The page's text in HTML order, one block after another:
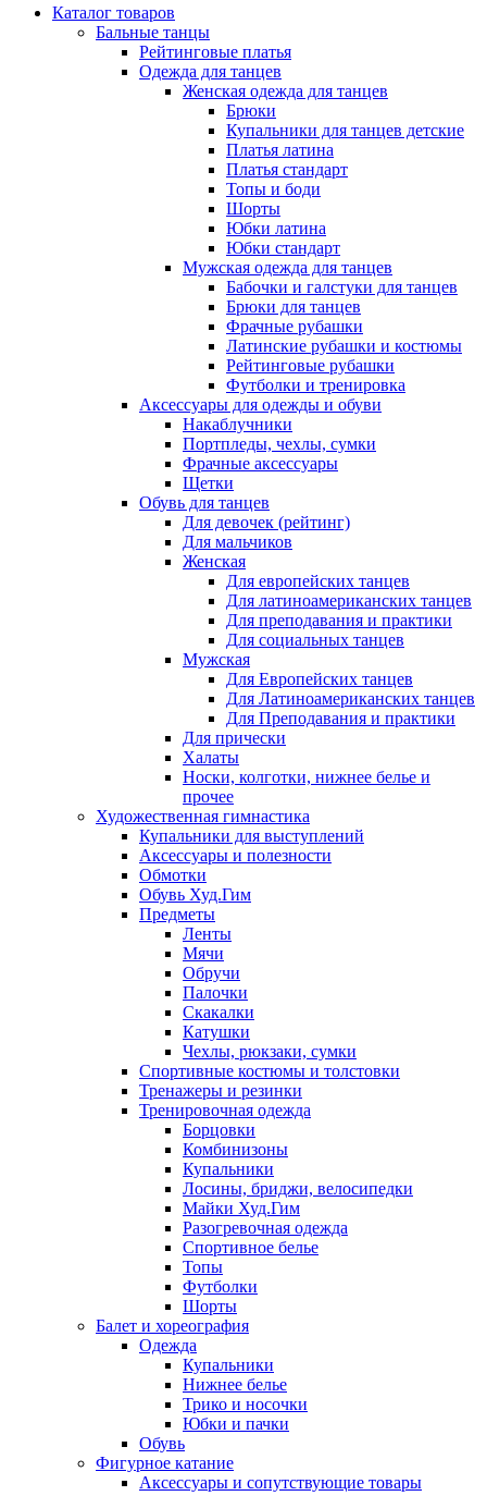
МенюКаталог товаров
Бальные танцы
Рейтинговые платья
Одежда для танцев
Женская одежда для танцев
Брюки
Купальники для танцев детские
Платья латина
Платья стандарт
Топы и боди
Шорты
Юбки латина
Юбки стандарт
Мужская одежда для танцев
Бабочки и галстуки для танцев
Брюки для танцев
Фрачные рубашки
Латинские рубашки и костюмы
Рейтинговые рубашки
Футболки и тренировка
Аксессуары для одежды и обуви
Накаблучники
Портпледы, чехлы, сумки
Фрачные аксессуары
Щетки
Обувь для танцев
Для девочек (рейтинг)
Для мальчиков
Женская
Для европейских танцев
Для латиноамериканских танцев
Для преподавания и практики
Для социальных танцев
Мужская
Для Европейских танцев
Для Латиноамериканских танцев
Для Преподавания и практики
Для прически
Халаты
Носки, колготки, нижнее белье и
прочее
Художественная гимнастика
Купальники для выступлений
Аксессуары и полезности
Обмотки
Обувь Худ.Гим
Предметы
Ленты
Мячи
Обручи
Палочки
Скакалки
Катушки
Чехлы, рюкзаки, сумки
Спортивные костюмы и толстовки
Тренажеры и резинки
Тренировочная одежда
Борцовки
Комбинизоны
Купальники
Лосины, бриджи, велосипедки
Майки Худ.Гим
Разогревочная одежда
Спортивное белье
Топы
Футболки
Шорты
Балет и хореография
Одежда
Купальники
Нижнее белье
Трико и носочки
Юбки и пачки
Обувь
Фигурное катание
Аксессуары и сопутствующие товары